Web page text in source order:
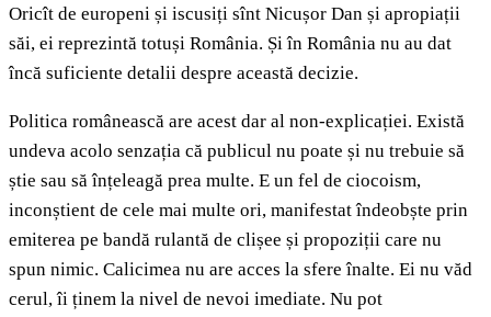
Oricît de europeni și iscusiți sînt Nicușor Dan și apropiații
săi, ei reprezintă totuși România. Și în România nu au dat
încă suficiente detalii despre această decizie.
Politica românească are acest dar al non-explicației. Există
undeva acolo senzația că publicul nu poate și nu trebuie să
știe sau să înțeleagă prea multe. E un fel de ciocoism,
inconștient de cele mai multe ori, manifestat îndeobște prin
emiterea pe bandă rulantă de clișee și propoziții care nu
spun nimic. Calicimea nu are acces la sfere înalte. Ei nu văd
cerul, îi ținem la nivel de nevoi imediate. Nu pot